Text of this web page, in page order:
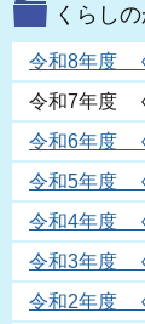
くらし
令和8年度
令和7年度
令和6年度
令和5年度
令和4年度
令和3年度
令和2年度